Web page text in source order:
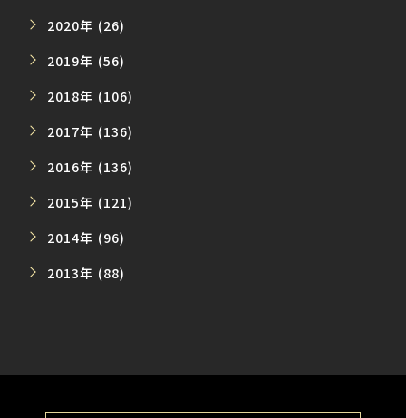
2020年 (26)
2019年 (56)
2018年 (106)
2017年 (136)
2016年 (136)
2015年 (121)
2014年 (96)
2013年 (88)